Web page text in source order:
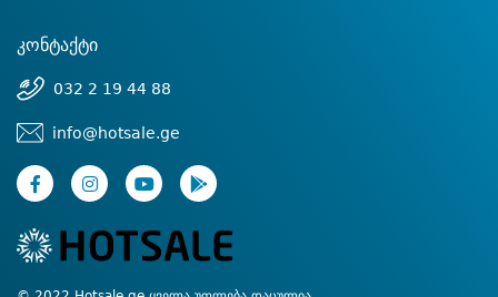
კონტაქტი
032 2 19 44 88
info@hotsale.ge